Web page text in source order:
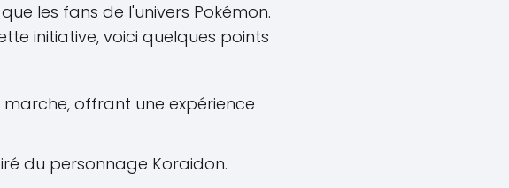
que les fans de l'univers Pokémon.
initiative, voici quelques points
offrant une expérience
du personnage Koraidon.